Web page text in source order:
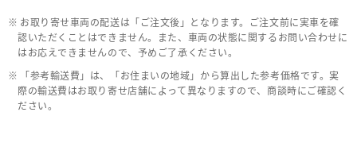
お取り寄せ車両の配送は「ご注文後」となります。ご注文前に実車を確
認いただくことはできません。また、車両の状態に関するお問い合わせに
はお応えできませんので、予めご了承ください。
「参考輸送費」は、「お住まいの地域」から算出した参考価格です。実
際の輸送費はお取り寄せ店舗によって異なりますので、商談時にご確認く
ださい。